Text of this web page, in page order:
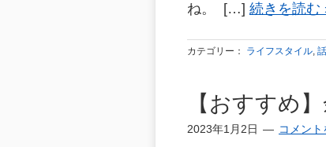
ね。 […] 続きを読む
カテゴリー： ライフスタイル,
【おすすめ
2023年1月2日 コメント